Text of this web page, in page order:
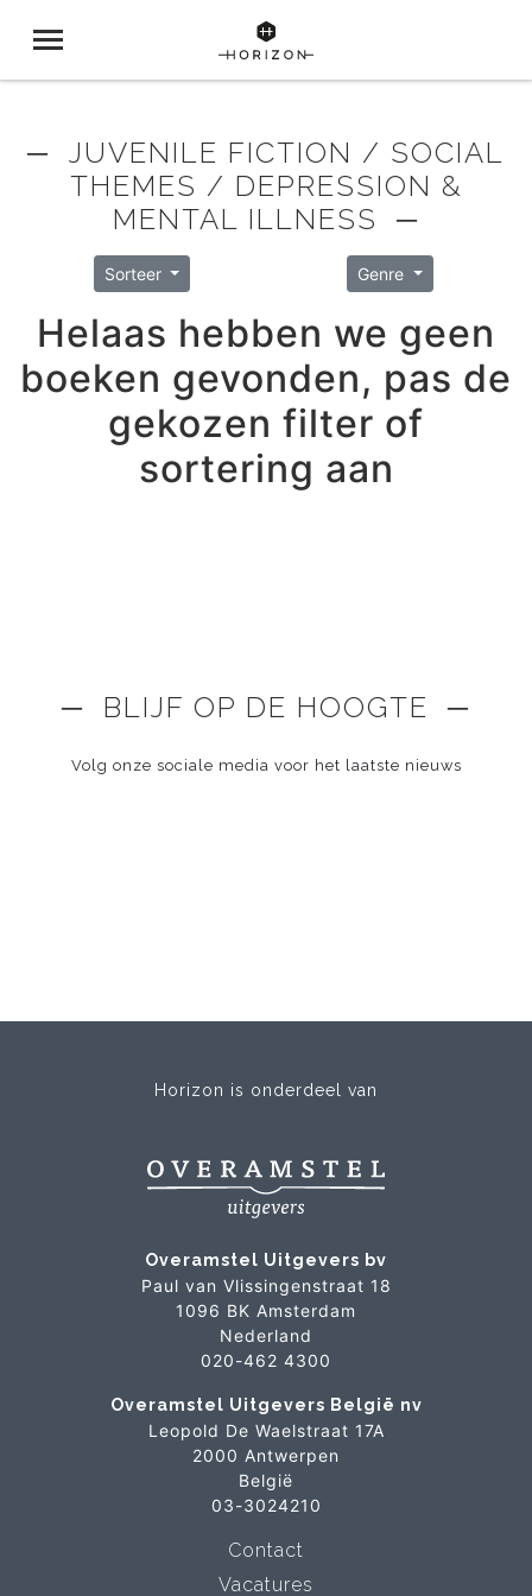
─ JUVENILE FICTION / SOCIAL
THEMES / DEPRESSION &
MENTAL ILLNESS ─
Sorteer Genre
Helaas hebben we geen
boeken gevonden, pas de
gekozen filter of
sortering aan
─ BLIJF OP DE HOOGTE ─
Volg onze sociale media voor het laatste nieuws
Horizon is onderdeel van
Overamstel Uitgevers bv
Paul van Vlissingenstraat 18
1096 BK Amsterdam
Nederland
020-462 4300
Overamstel Uitgevers België nv
Leopold De Waelstraat 17A
2000 Antwerpen
België
03-3024210
Contact
Vacatures